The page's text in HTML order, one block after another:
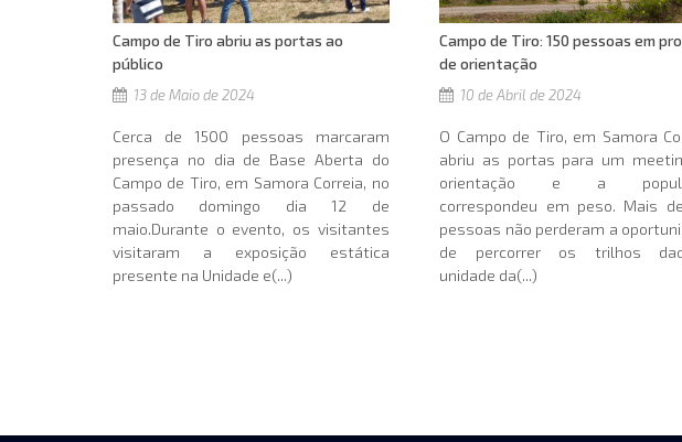
Campo de Tiro abriu as portas ao
público
13 de Maio de 2024
Cerca de 1500 pessoas marcaram
presença no dia de Base Aberta do
Campo de Tiro, em Samora Correia, no
passado domingo dia 12 de
maio.Durante o evento, os visitantes
visitaram a exposição estática
presente na Unidade e(...)
Campo de Tiro: 150 pessoas em
de orientação
10 de Abril de 2024
O Campo de Tiro, em Samora
abriu as portas para um
orientação e a
correspondeu em peso. Mais
pessoas não perderam a
de percorrer os trilhos
unidade da(...)